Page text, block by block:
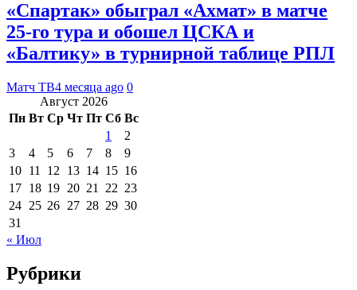
«Спартак» обыграл «Ахмат» в матче
25‑го тура и обошел ЦСКА и
«Балтику» в турнирной таблице РПЛ
Матч ТВ4 месяца ago 0
Август 2026
Пн Вт Ср Чт Пт Сб Вс
1
2
3
4 5 6 7 8
9
10 11 12 13 14 15 16
17 18 19 20 21 22 23
24 25 26 27 28 29 30
31
« Июл
Рубрики